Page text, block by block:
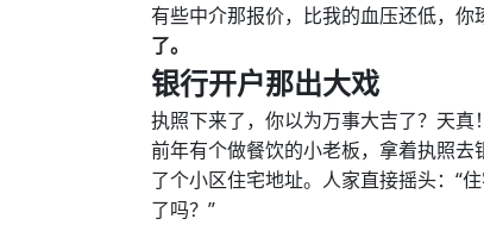
有些中介那报价，比我的血压还低，你
了。
银行开户那出大戏
执照下来了，你以为万事大吉了？天真！
前年有个做餐饮的小老板，拿着执照去
了个小区住宅地址。人家直接摇头：“
了吗？”